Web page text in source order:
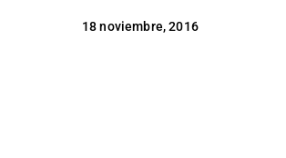
18 noviembre, 2016